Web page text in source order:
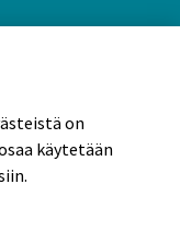
on
käytetään